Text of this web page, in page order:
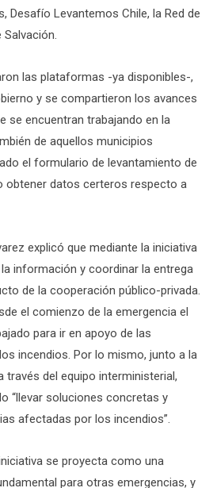
Desafío Levantemos Chile, la Red de
las plataformas -ya disponibles-,
y se compartieron los avances
se encuentran trabajando en la
de aquellos municipios
el formulario de levantamiento de
obtener datos certeros respecto a
explicó que mediante la iniciativa
información y coordinar la entrega
de la cooperación público-privada.
el comienzo de la emergencia el
para ir en apoyo de las
incendios. Por lo mismo, junto a la
través del equipo interministerial,
“llevar soluciones concretas y
afectadas por los incendios”.
se proyecta como una
para otras emergencias, y